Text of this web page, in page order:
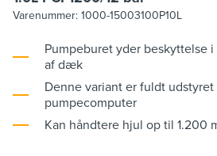
Varenummer: 1000-15003100P10L
Pumpeburet yder beskyttelse
af dæk
Denne variant er fuldt
pumpecomputer
Kan håndtere hjul op til 1.200